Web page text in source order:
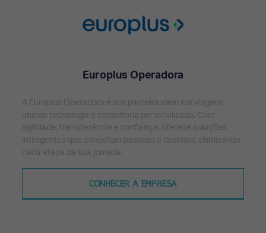
Europlus Operadora
A Europlus Operadora é sua parceira ideal em viagens,
unindo tecnologia e consultoria personalizada. Com
agilidade, transparência e confiança, oferece soluções
inteligentes que conectam pessoas e destinos, otimizando
cada etapa da sua jornada.
CONHECER A EMPRESA